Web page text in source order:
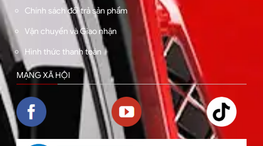
Chính sách đổi trả sản phẩm
Vận chuyển và Giao nhận
Hình thức thanh toán
MẠNG XÃ HỘI